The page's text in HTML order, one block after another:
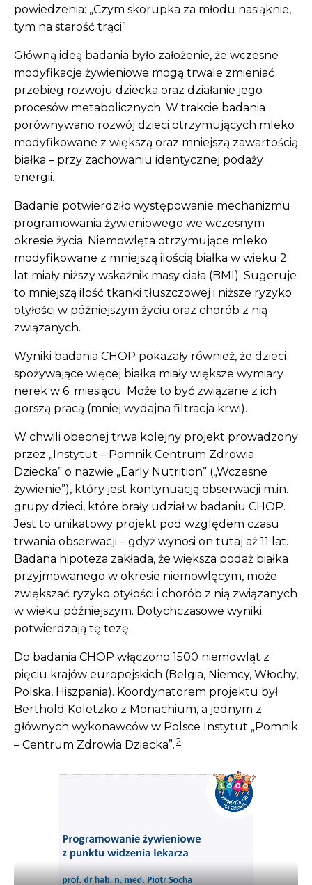
powiedzenia: „Czym skorupka za młodu nasiąknie,
tym na starość trąci”.
Główną ideą badania było założenie, że wczesne
modyfikacje żywieniowe mogą trwale zmieniać
przebieg rozwoju dziecka oraz działanie jego
procesów metabolicznych. W trakcie badania
porównywano rozwój dzieci otrzymujących mleko
modyfikowane z większą oraz mniejszą zawartością
białka – przy zachowaniu identycznej podaży
energii.
Badanie potwierdziło występowanie mechanizmu
programowania żywieniowego we wczesnym
okresie życia. Niemowlęta otrzymujące mleko
modyfikowane z mniejszą ilością białka w wieku 2
lat miały niższy wskaźnik masy ciała (BMI). Sugeruje
to mniejszą ilość tkanki tłuszczowej i niższe ryzyko
otyłości w późniejszym życiu oraz chorób z nią
związanych.
Wyniki badania CHOP pokazały również, że dzieci
spożywające więcej białka miały większe wymiary
nerek w 6. miesiącu. Może to być związane z ich
gorszą pracą (mniej wydajna filtracja krwi).
W chwili obecnej trwa kolejny projekt prowadzony
przez „Instytut – Pomnik Centrum Zdrowia
Dziecka” o nazwie „Early Nutrition” („Wczesne
żywienie”), który jest kontynuacją obserwacji m.in.
grupy dzieci, które brały udział w badaniu CHOP.
Jest to unikatowy projekt pod względem czasu
trwania obserwacji – gdyż wynosi on tutaj aż 11 lat.
Badana hipoteza zakłada, że większa podaż białka
przyjmowanego w okresie niemowlęcym, może
zwiększać ryzyko otyłości i chorób z nią związanych
w wieku późniejszym. Dotychczasowe wyniki
potwierdzają tę tezę.
Do badania CHOP włączono 1500 niemowląt z
pięciu krajów europejskich (Belgia, Niemcy, Włochy,
Polska, Hiszpania). Koordynatorem projektu był
Berthold Koletzko z Monachium, a jednym z
głównych wykonawców w Polsce Instytut „Pomnik
– Centrum Zdrowia Dziecka”.2